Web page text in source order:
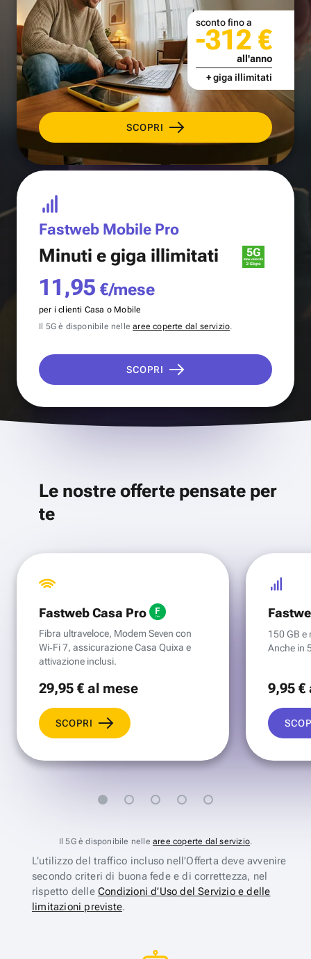
SCOPRI
sconto fino a
-312 €
all'anno
+ giga illimitati
Fastweb Mobile Pro
Minuti e giga illimitati
11,95 €/mese
per i clienti Casa o Mobile
Il 5G è disponibile nellearee coperte dal servizio.
SCOPRI
Le nostre offerte pensate per
te
Fastweb Casa Pro
Fibra ultraveloce, Modem Seven con
Wi‑Fi 7, assicurazione Casa Quixa e
attivazione inclusi.
29,95 €al mese
SCOPRI
150 GB e
Anche in
9,95 €
Il 5G è disponibile nelle aree coperte dal servizio.
L’utilizzo del traffico incluso nell’Offerta deve avvenire
secondo criteri di buona fede e di correttezza, nel
rispetto delle Condizioni d’Uso del Servizio e delle
limitazioni previste.